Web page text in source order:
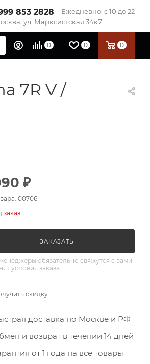
853 2828
Ежедневно: с 10 до 22
ул. Марксистская 34к7
0 0 0
7R V /
₽
00706
заказ
ЗАКАЗАТЬ
обязательно свяжутся с вами
условия заказа
скидку
доставка по Москве и РФ
и возврат в течении 14 дней
от 1 года на все товары